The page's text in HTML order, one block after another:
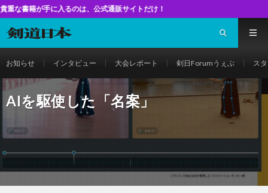
のは、公式通販サイトだけ！
お知らせ インタビュー 大会レポート 剣日Forumうぇぶ ス
AIを駆使した「名案」